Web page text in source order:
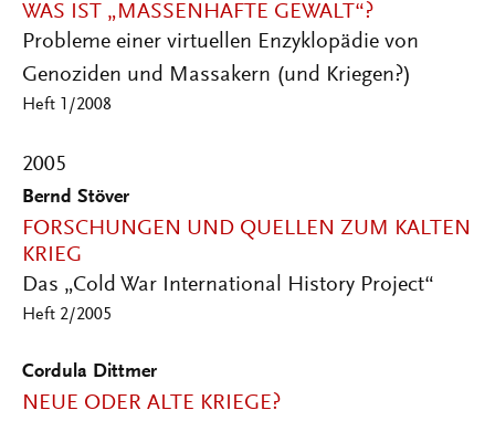
WAS IST „MASSENHAFTE GEWALT“?
Probleme einer virtuellen Enzyklopädie von
Genoziden und Massakern (und Kriegen?)
Heft 1/2008
2005
Bernd Stöver
FORSCHUNGEN UND QUELLEN ZUM KALTEN
KRIEG
Das „Cold War International History Project“
Heft 2/2005
Cordula Dittmer
NEUE ODER ALTE KRIEGE?